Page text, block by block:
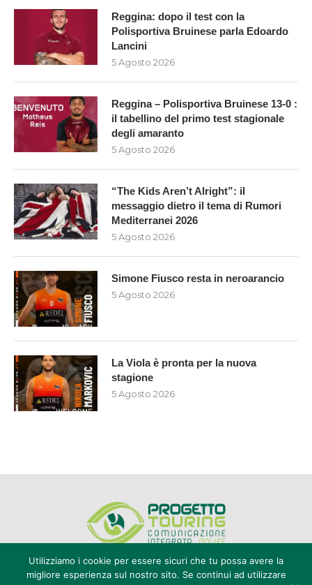
Reggina: dopo il test con la
Polisportiva Bruinese parla Edoardo
Lancini
5 Agosto 2026
Reggina – Polisportiva Bruinese 13-0 :
il tabellino del primo test stagionale
degli amaranto
5 Agosto 2026
“The Kids Aren’t Alright”: il
messaggio dietro il tema di Rumori
Mediterranei 2026
5 Agosto 2026
Simone Fiusco resta in neroarancio
5 Agosto 2026
La Viola è pronta per la nuova
stagione
5 Agosto 2026
Utilizziamo i cookie per essere sicuri che tu possa avere la
migliore esperienza sul nostro sito. Se continui ad utilizzare